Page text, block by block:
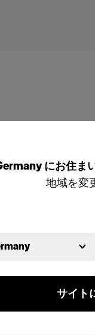
にお住ま
地域を変
サイト